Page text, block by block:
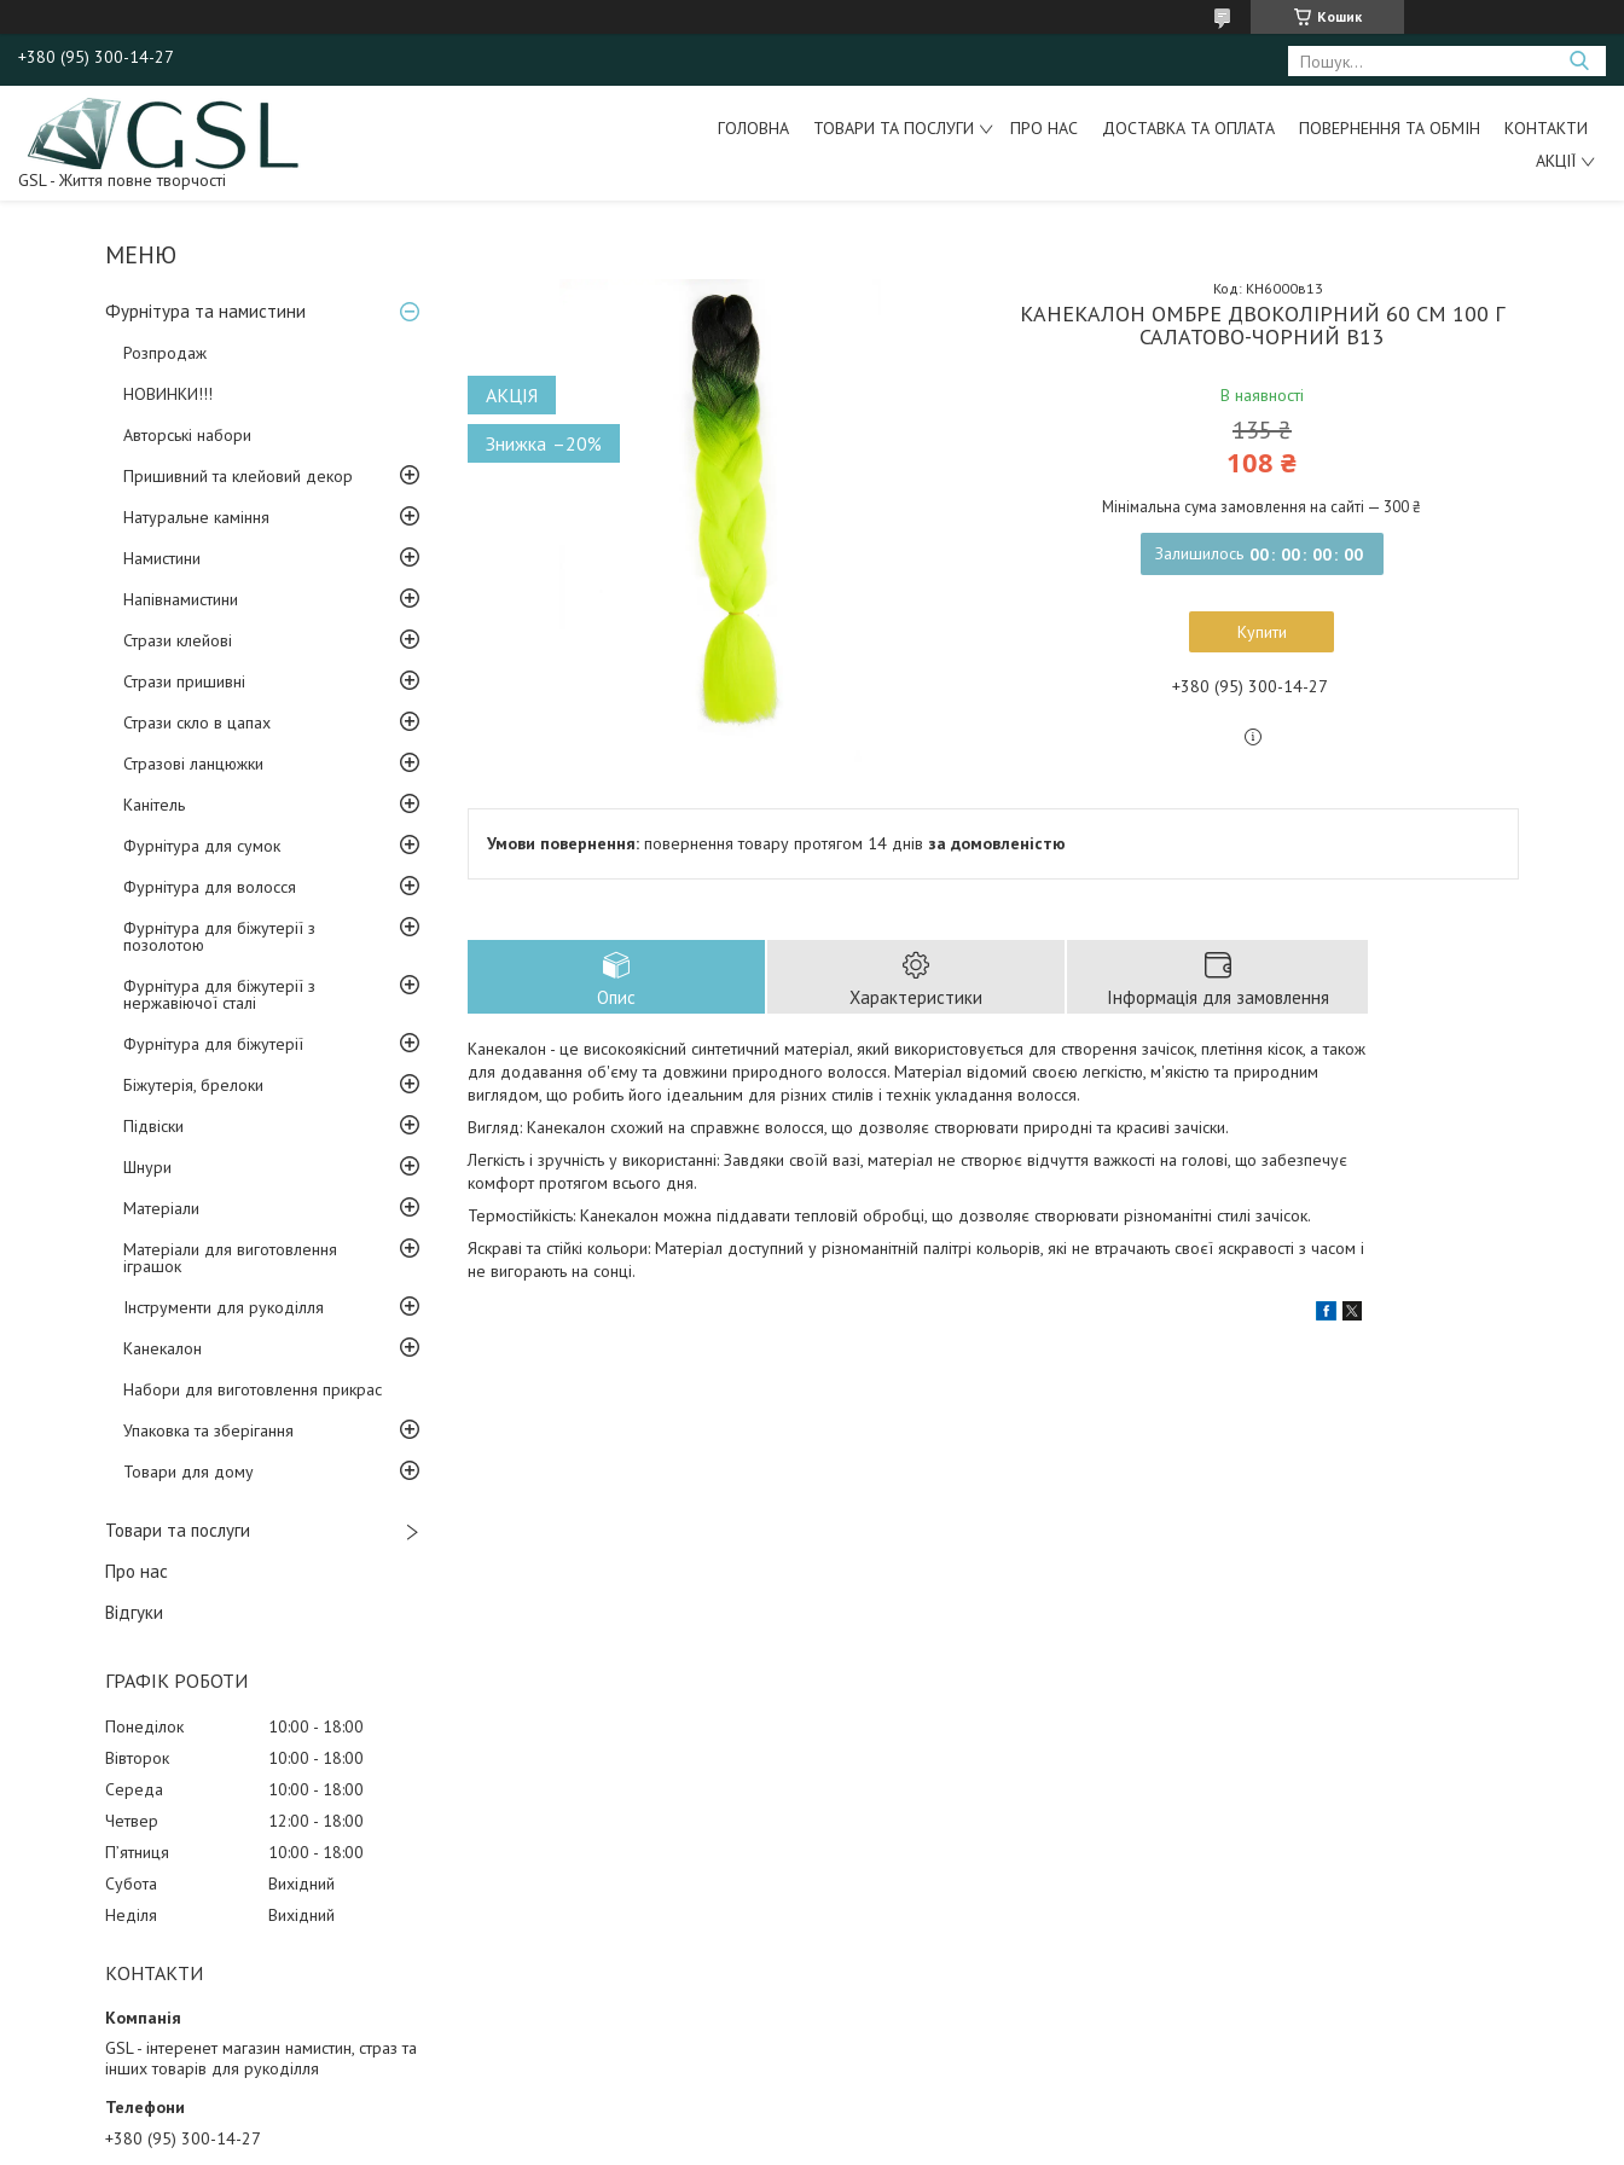
Кошик
+380 (95) 300-14-27
GSL - Життя повне творчості
ГОЛОВНА ТОВАРИ ТА ПОСЛУГИ ПРО НАС ДОСТАВКА ТА ОПЛАТА ПОВЕРНЕННЯ ТА ОБМІН
КОНТАКТИ
АКЦІЇ
Фурнітура та намистини
Розпродаж
НОВИНКИ!!!
Авторські набори
Пришивний та клейовий декор
Натуральне каміння
Намистини
Напівнамистини
Стрази клейові
Стрази пришивні
Стрази скло в цапах
Стразові ланцюжки
Канітель
Фурнітура для сумок
Фурнітура для волосся
Фурнітура для біжутерії з
позолотою
Фурнітура для біжутерії з
нержавіючої сталі
Фурнітура для біжутерії
Біжутерія, брелоки
Підвіски
Шнури
Матеріали
Матеріали для виготовлення
іграшок
Інструменти для рукоділля
Канекалон
Набори для виготовлення прикрас
Упаковка та зберігання
Товари для дому
Товари та послуги
Про нас
Відгуки
ГРАФІК РОБОТИ
Понеділок 10:00
18:00
Вівторок
10:00
18:00
Середа
10:00
18:00
Четвер
12:00
18:00
Пʼятниця
10:00
18:00
Субота
Вихідний
Неділя
Вихідний
КОНТАКТИ
GSL - інтеренет магазин намистин, страз та
інших товарів для рукоділля
+380 (95) 300-14-27
АКЦІЯ
–20%
КАНЕКАЛОН ОМБРЕ ДВОКОЛІРНИЙ 60 СМ 100 Г
САЛАТОВО-ЧОРНИЙ B13
В наявності
Код: КН6000в13
135 ₴
108 ₴
Мінімальна сума замовлення на сайті — 300 ₴
Залишилось 00 00 00 00
Купити
+380 (95) 300-14-27
повернення товару протягом 14 днів за домовленістю
Опис Характеристики Інформація для замовлення
Канекалон - це високоякісний синтетичний матеріал, який використовується для створення зачісок, плетіння кісок, а також
для додавання об'єму та довжини природного волосся. Матеріал відомий своєю легкістю, м'якістю та природним
виглядом, що робить його ідеальним для різних стилів і технік укладання волосся.
Вигляд: Канекалон схожий на справжнє волосся, що дозволяє створювати природні та красиві зачіски.
Легкість і зручність у використанні: Завдяки своїй вазі, матеріал не створює відчуття важкості на голові, що забезпечує
комфорт протягом всього дня.
Термостійкість: Канекалон можна піддавати тепловій обробці, що дозволяє створювати різноманітні стилі зачісок.
Яскраві та стійкі кольори: Матеріал доступний у різноманітній палітрі кольорів, які не втрачають своєї яскравості з часом і
не вигорають на сонці.